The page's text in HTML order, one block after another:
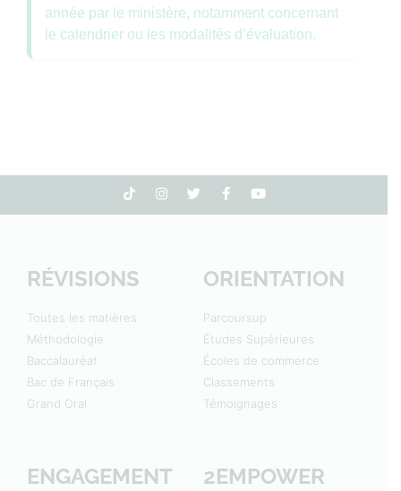
année par le ministère, notamment concernant
le calendrier ou les modalités d’évaluation.
RÉVISIONS
Toutes les matières
Méthodologie
Baccalauréat
Bac de Français
Grand Oral
ORIENTATION
Parcoursup
Études Supérieures
Écoles de commerce
Classements
Témoignages
ENGAGEMENT 2EMPOWER